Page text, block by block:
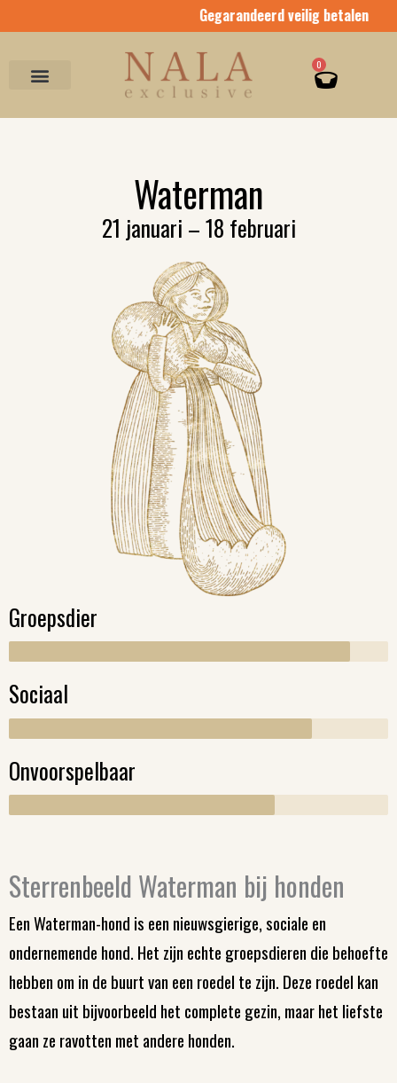
Gegarandeerd veilig betalen
0
Waterman
21 januari – 18 februari
Groepsdier
Sociaal
Onvoorspelbaar
Sterrenbeeld Waterman bij honden
Een Waterman-hond is een nieuwsgierige, sociale en
ondernemende hond. Het zijn echte groepsdieren die behoefte
hebben om in de buurt van een roedel te zijn. Deze roedel kan
bestaan uit bijvoorbeeld het complete gezin, maar het liefste
gaan ze ravotten met andere honden.